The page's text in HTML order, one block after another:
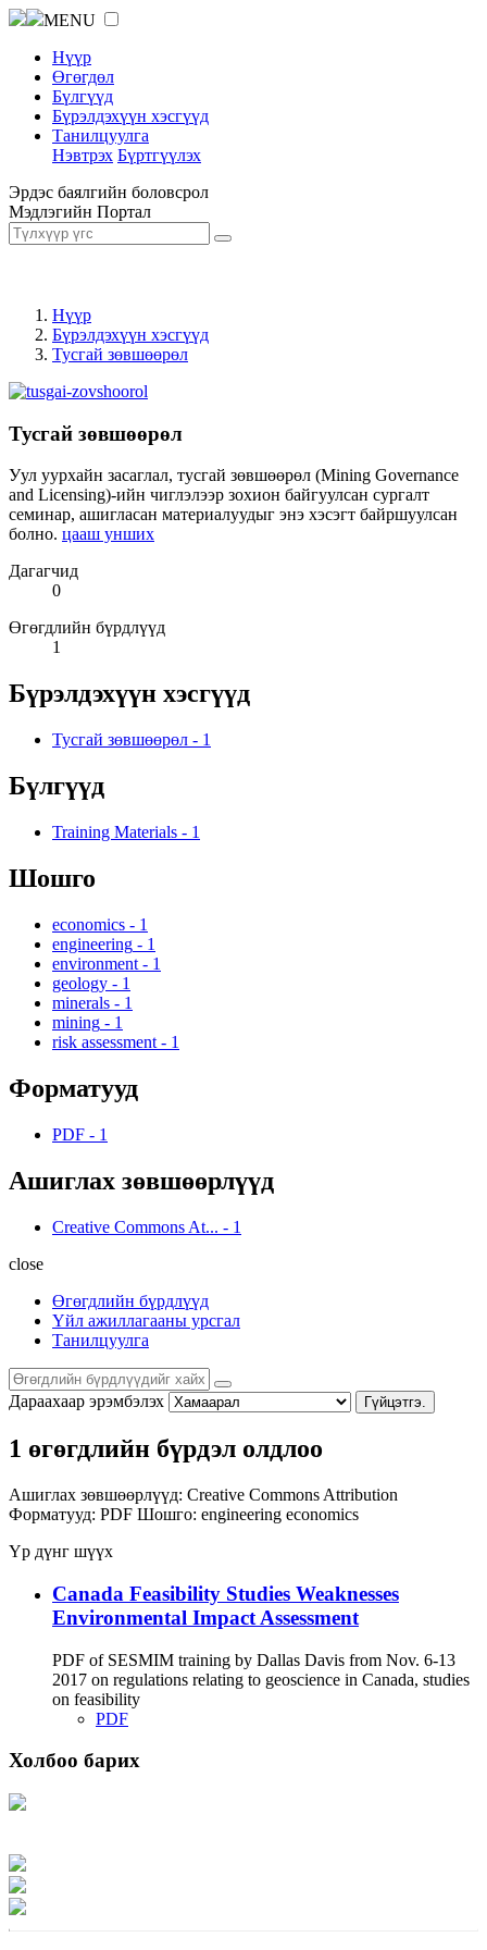
MENU
Нүүр
Өгөгдөл
Бүлгүүд
Бүрэлдэхүүн хэсгүүд
Танилцуулга
Нэвтрэх Бүртгүүлэх
Эрдэс баялгийн боловсрол
Мэдлэгийн Портал
Нүүр
Бүрэлдэхүүн хэсгүүд
Тусгай зөвшөөрөл
Тусгай зөвшөөрөл
Уул уурхайн засаглал, тусгай зөвшөөрөл (Mining Governance
and Licensing)-ийн чиглэлээр зохион байгуулсан сургалт
семинар, ашигласан материалуудыг энэ хэсэгт байршуулсан
болно. цааш унших
Дагагчид
0
Өгөгдлийн бүрдлүүд
1
Бүрэлдэхүүн хэсгүүд
Тусгай зөвшөөрөл - 1
Бүлгүүд
Training Materials - 1
Шошго
economics - 1
engineering - 1
environment - 1
geology - 1
minerals - 1
mining - 1
risk assessment - 1
Форматууд
PDF - 1
Ашиглах зөвшөөрлүүд
Creative Commons At... - 1
close
Өгөгдлийн бүрдлүүд
Үйл ажиллагааны урсгал
Танилцуулга
Дараахаар эрэмбэлэх Гүйцэтгэ.
1 өгөгдлийн бүрдэл олдлоо
Ашиглах зөвшөөрлүүд: Creative Commons Attribution
Форматууд: PDF Шошго: engineering economics
Үр дүнг шүүх
Canada Feasibility Studies Weaknesses
Environmental Impact Assessment
PDF of SESMIM training by Dallas Davis from Nov. 6-13
2017 on regulations relating to geoscience in Canada, studies
on feasibility
PDF
Холбоо барих